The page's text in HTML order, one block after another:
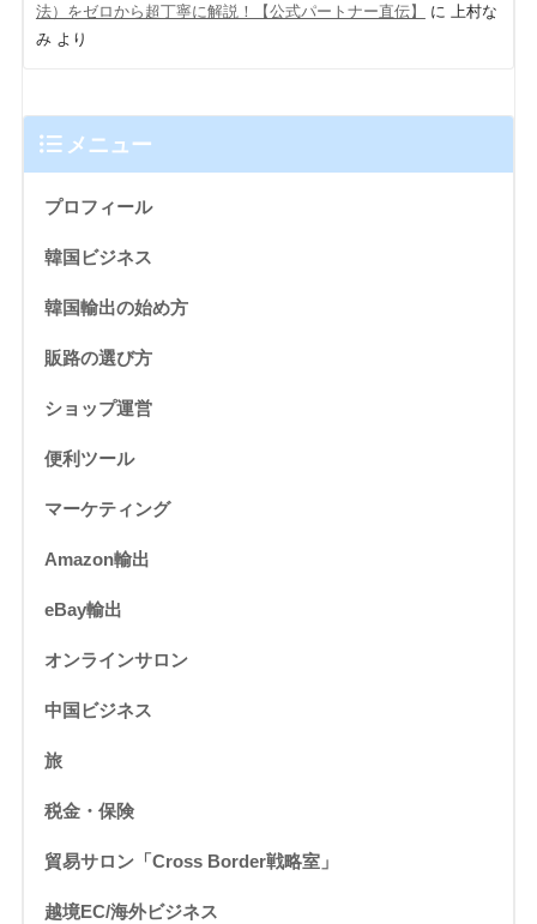
法）をゼロから超丁寧に解説！【公式パートナー直伝】
に
上村な
みより
メニュー
プロフィール
韓国ビジネス
韓国輸出の始め方
販路の選び方
ショップ運営
便利ツール
マーケティング
Amazon輸出
eBay輸出
オンラインサロン
中国ビジネス
旅
税金・保険
貿易サロン「Cross Border戦略室」
越境EC/海外ビジネス